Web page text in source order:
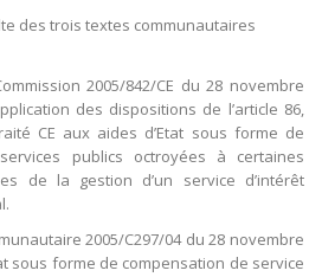
des trois textes communautaires
2005/842/CE du 28 novembre
des dispositions de l’article 86,
CE aux aides d’Etat sous forme de
publics octroyées à certaines
de la gestion d’un service d’intérêt
2005/C297/04 du 28 novembre
sous forme de compensation de service